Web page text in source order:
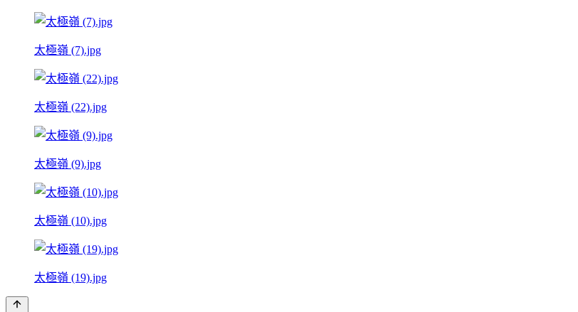
太極嶺 (7).jpg
太極嶺 (22).jpg
太極嶺 (9).jpg
太極嶺 (10).jpg
太極嶺 (19).jpg